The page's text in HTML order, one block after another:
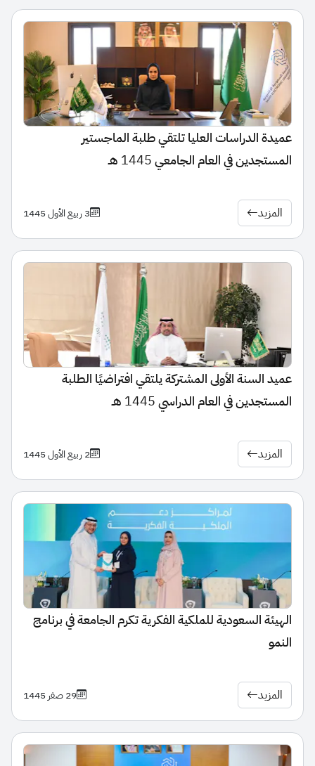
عميدة الدراسات العليا تلتقي طلبة الماجستير
المستجدين في العام الجامعي 1445 هـ
المزيد 3 ربيع الأول 1445
عميد السنة الأولى المشتركة يلتقي افتراضيًا الطلبة
المستجدين في العام الدراسي 1445 هـ
المزيد 2 ربيع الأول 1445
الهيئة السعودية للملكية الفكرية تكرم الجامعة في برنامج
النمو
المزيد 29 صفر 1445